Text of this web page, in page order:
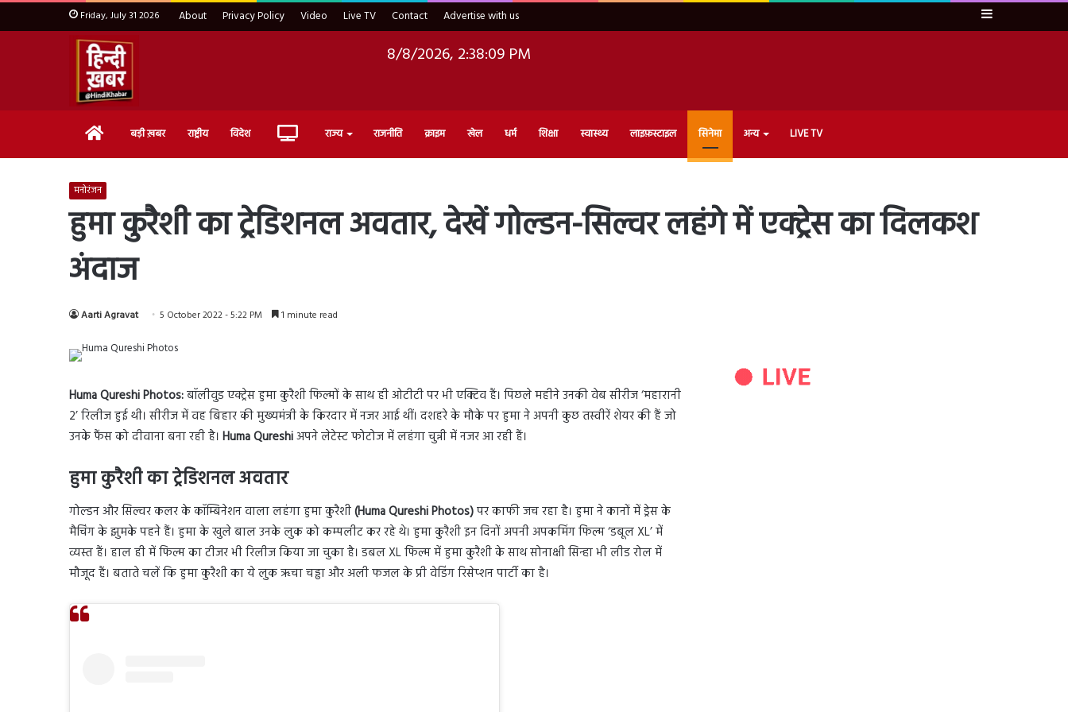
Friday, July 31 2026 About Privacy Policy Video Live TV Contact Advertise with us Sidebar
8/8/2026, 2:38:10 PM
Home बड़ी ख़बर राष्ट्रीय विदेश Live राज्य राजनीति क्राइम खेल धर्म शिक्षा स्वास्थ्य लाइफ़स्टाइल सिनेमा अन्य LIVE TV
मनोरंजन
हुमा कुरैशी का ट्रेडिशनल अवतार, देखें गोल्डन-सिल्वर लहंगे में एक्ट्रेस का दिलकश
अंदाज
Aarti Agravat 5 October 2022 - 5:22 PM 1 minute read
Huma Qureshi Photos:बॉलीवुड एक्ट्रेस हुमा कुरैशी फिल्मों के साथ ही ओटीटी पर भी एक्टिव हैं। पिछले महीने उनकी वेब सीरीज ‘महारानी
2’ रिलीज हुई थी। सीरीज में वह बिहार की मुख्यमंत्री के किरदार में नजर आई थीं। दशहरे के मौके पर हुमा ने अपनी कुछ तस्वीरें शेयर की हैं जो
उनके फैंस को दीवाना बना रही है। Huma Qureshiअपने लेटेस्ट फोटोज में लहंगा चुन्नी में नजर आ रही हैं।
हुमा कुरैशी का ट्रेडिशनल अवतार
गोल्डन और सिल्वर कलर के कॉम्बिनेशन वाला लहंगा हुमा कुरैशी(Huma Qureshi Photos)पर काफी जच रहा है। हुमा ने कानों में ड्रेस के
मैचिंग के झुमके पहने हैं। हुमा के खुले बाल उनके लुक को कम्पलीट कर रहे थे। हुमा कुरैशी इन दिनों अपनी अपकमिंग फिल्म ‘डबूल XL’ में
व्यस्त हैं। हाल ही में फिल्म का टीजर भी रिलीज किया जा चुका है। डबल XL फिल्म में हुमा कुरैशी के साथ सोनाक्षी सिन्हा भी लीड रोल में
मौजूद हैं। बताते चलें कि हुमा कुरैशी का ये लुक ऋचा चड्ढा और अली फजल के प्री वेडिंग रिसेप्शन पार्टी का है।